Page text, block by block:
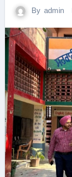
By admin